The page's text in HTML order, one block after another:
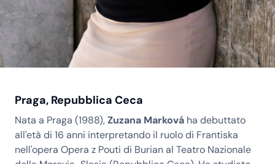
Praga, Repubblica Ceca
Nata a Praga (1988),Zuzana Marková ha debuttato
all'età di 16 anni interpretando il ruolo di Frantiska
nell'opera Opera z Pouti di Burian al Teatro Nazionale